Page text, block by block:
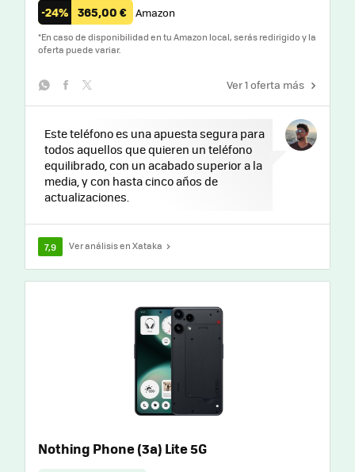
-24% 365,00 € Amazon
*En caso de disponibilidad en tu Amazon local, serás redirigido y la
oferta puede variar.
Ver 1 oferta más
Este teléfono es una apuesta segura para
todos aquellos que quieren un teléfono
equilibrado, con un acabado superior a la
media, y con hasta cinco años de
actualizaciones.
7,9 Ver análisis en Xataka
Nothing Phone (3a) Lite 5G